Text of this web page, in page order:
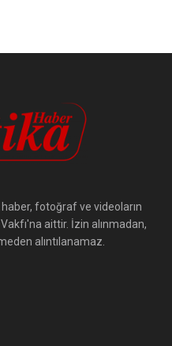
fotoğraf ve videoların
aittir. İzin alınmadan,
alıntılanamaz.